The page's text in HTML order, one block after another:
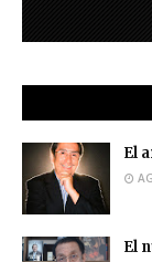
El
El